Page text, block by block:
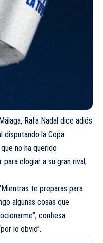
Rafa Nadal dice adiós
disputando la Copa
no ha querido
elogiar a su gran rival,
te preparas para
algunas cosas que
confiesa
lo obvio”.